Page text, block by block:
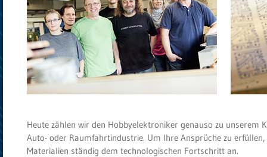
Heute zählen wir den Hobbyelektroniker genauso zu unserem
Auto- oder Raumfahrtindustrie. Um Ihre Ansprüche zu
Materialien ständig dem technologischen Fortschritt an.